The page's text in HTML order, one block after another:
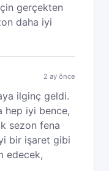
gerçekten
daha iyi
2 ay önce
ilginç geldi.
hep iyi bence,
sezon fena
bir işaret gibi
edecek,